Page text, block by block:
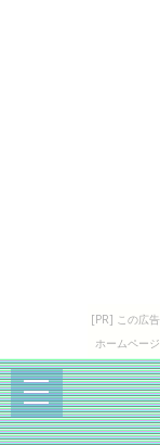
[PR] この広
ホームペー